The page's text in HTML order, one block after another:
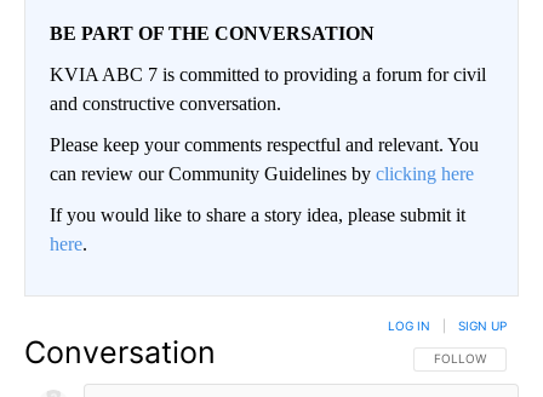
BE PART OF THE CONVERSATION
KVIA ABC 7 is committed to providing a forum for civil
and constructive conversation.
Please keep your comments respectful and relevant. You
can review our Community Guidelines by clicking here
If you would like to share a story idea, please submit it
here.
Conversation FOLLOW THIS
FOLLOW
LOG IN SIGN UP